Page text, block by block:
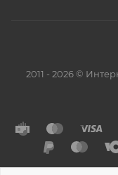
2011 - 2026 ©